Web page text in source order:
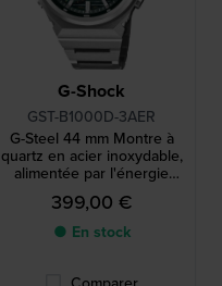
G-Shock
GST-B1000D-3AER
G-Steel 44 mm Montre à
quartz en acier inoxydable,
alimentée par l'énergie
solaire et connectée par
Bluetooth
399,00 €
● En stock